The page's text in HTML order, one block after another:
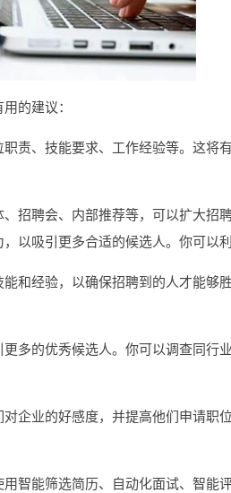
的建议：
责、技能要求、工作经验等。这将
招聘会、内部推荐等，可以扩大招
以吸引更多合适的候选人。你可以
和经验，以确保招聘到的人才能够
多的优秀候选人。你可以调查同行
企业的好感度，并提高他们申请职
智能筛选简历、自动化面试、智能